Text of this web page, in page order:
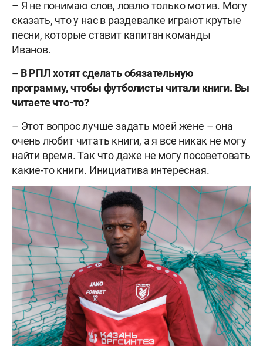
– Я не понимаю слов, ловлю только мотив. Могу
сказать, что у нас в раздевалке играют крутые
песни, которые ставит капитан команды
Иванов.
– В РПЛ хотят сделать обязательную
программу, чтобы футболисты читали книги. Вы
читаете что-то?
– Этот вопрос лучше задать моей жене – она
очень любит читать книги, а я все никак не могу
найти время. Так что даже не могу посоветовать
какие-то книги. Инициатива интересная.